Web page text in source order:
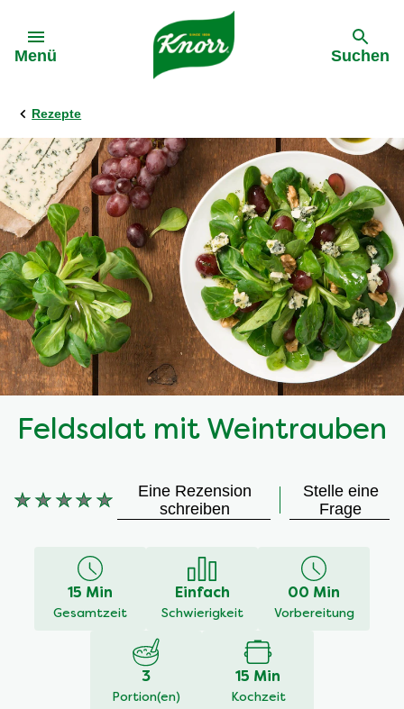
Menü Suchen
Rezepte
Feldsalat mit Weintrauben
Keine
abgegeben
Eine Rezension
schreiben
Stelle eine
Frage
15 Min
Gesamtzeit
Einfach
Schwierigkeit
00 Min
Vorbereitung
3
Portion(en)
15 Min
Kochzeit